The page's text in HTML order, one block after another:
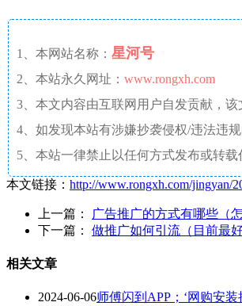
1、本网站名称： 星河号
2、本站永久网址： www.rongxh.com
3、本文内容由互联网用户自发贡献，
4、如发现本站有涉嫌抄袭侵权/违法违
5、本站一律禁止以任何方式发布或转
本文链接： http://www.rongxh.com/jingyan/
上一篇：
广告推广的方式有哪些（
下一篇： 做推广如何引流（目前最
相关文章
2024-06-06师傅闪到APP；‘网购安装